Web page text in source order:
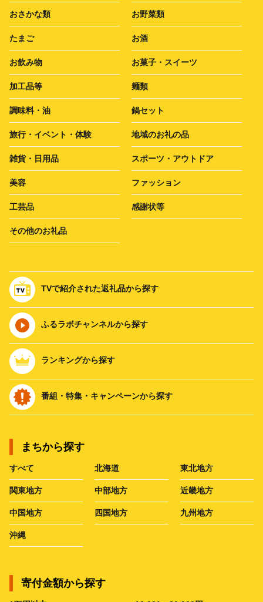
おさかな類 お野菜類
たまご お酒
お飲み物 お菓子・スイーツ
加工品等 麺類
調味料・油 鍋セット
旅行・イベント・体験 地域のお礼の品
雑貨・日用品 スポーツ・アウトドア
美容 ファッション
工芸品 感謝状等
その他のお礼品
TVで紹介された返礼品から探す
ふるラボチャンネルから探す
ランキングから探す
番組・特集・キャンペーンから探す
まちから探す
すべて 北海道 東北地方
関東地方 中部地方 近畿地方
中国地方 四国地方 九州地方
沖縄
寄付金額から探す